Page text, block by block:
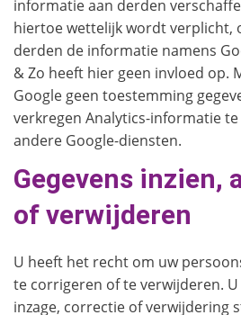
informatie aan derden
hiertoe wettelijk wordt verplicht,
derden de informatie namens
& Zo heeft hier geen invloed op.
Google geen toestemming
verkregen Analytics-informatie
andere Google-diensten.
Gegevens inzien,
of verwijderen
U heeft het recht om uw
te corrigeren of te verwijderen.
inzage, correctie of verwijdering